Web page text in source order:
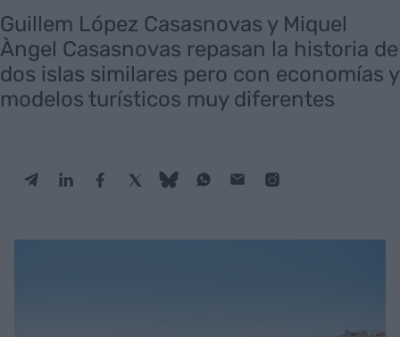
Guillem López Casasnovas y Miquel
Àngel Casasnovas repasan la historia de
dos islas similares pero con economías y
modelos turísticos muy diferentes